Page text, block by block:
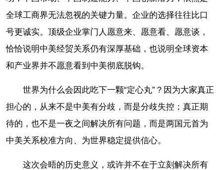
全球工商界无法忽视的关键力量。企业的选择往往比口
号更诚实。顶级企业掌门人愿意来、愿意看、愿意谈，
恰恰说明中美经贸关系仍有深厚基础，也说明全球资本
和产业界并不愿意看到中美彻底脱钩。
世界为什么会因此吃下一颗“定心丸”？因为大家真正
担心的，从来不是中美有分歧，而是分歧失控；真正期
待的，也不是一夜之间解决所有问题，而是两国元首为
中美关系校准方向、为世界稳定提供信心。
这次会晤的历史意义，或许并不在于立刻解决所有